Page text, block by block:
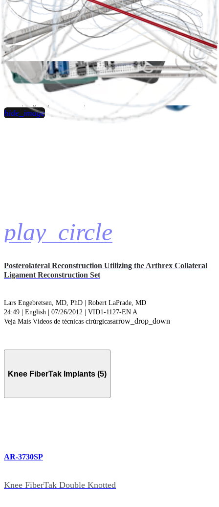
play_circle
Posterolateral Corner Reconstruction: FiberTag® TightRope®
Fixation UsingInternalBrace™ Technique
John David Adams, MD
15:27 | English | 02/11/2022 | VID1-001540-en-US B
play_circle
hide_image
Posterolateral Reconstruction Utilizing the Arthrex Collateral
Ligament Reconstruction Set
Lars Engebretsen, MD, PhD | Robert LaPrade, MD
24:49 | English | 07/26/2012 | VID1-1127-EN A
Veja Mais Vídeos de técnicas cirúrgicasarrow_drop_down
Knee FiberTak Implants (5)
AR-3730SP
Knee FiberTak Double Knotted